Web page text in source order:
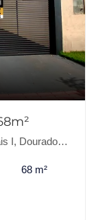
MS
68 m²